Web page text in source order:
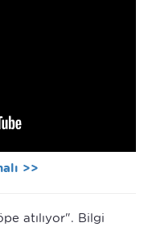
>>
atılıyor". Bilgi